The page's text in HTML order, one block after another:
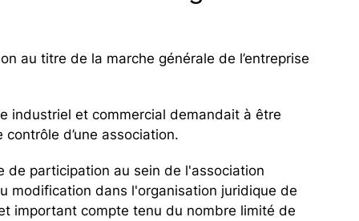
au titre de la marche générale de l’entreprise
industriel et commercial demandait à être
d’une association.
de participation au sein de l'association
modification dans l'organisation juridique de
important compte tenu du nombre limité de